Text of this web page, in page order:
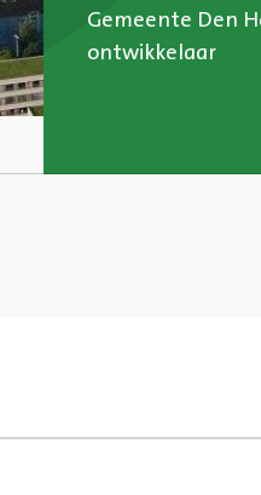
Gemeente Den
ontwikkelaar